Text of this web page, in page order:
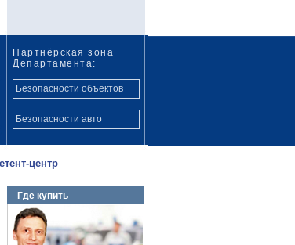
Партнёрская зона
Департамента:
Безопасности объектов
Безопасности авто
центр
Где купить
Противоугонная
защита
⇓